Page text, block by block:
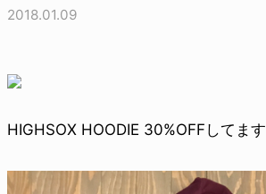
2018.01.09
HIGHSOX HOODIE 30%OFFしてます